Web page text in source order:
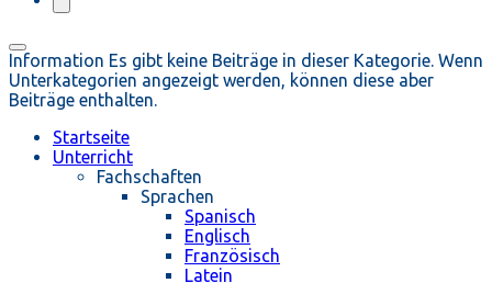
Information Es gibt keine Beiträge in dieser Kategorie. Wenn
Unterkategorien angezeigt werden, können diese aber
Beiträge enthalten.
Startseite
Unterricht
Fachschaften
Sprachen
Spanisch
Englisch
Französisch
Latein